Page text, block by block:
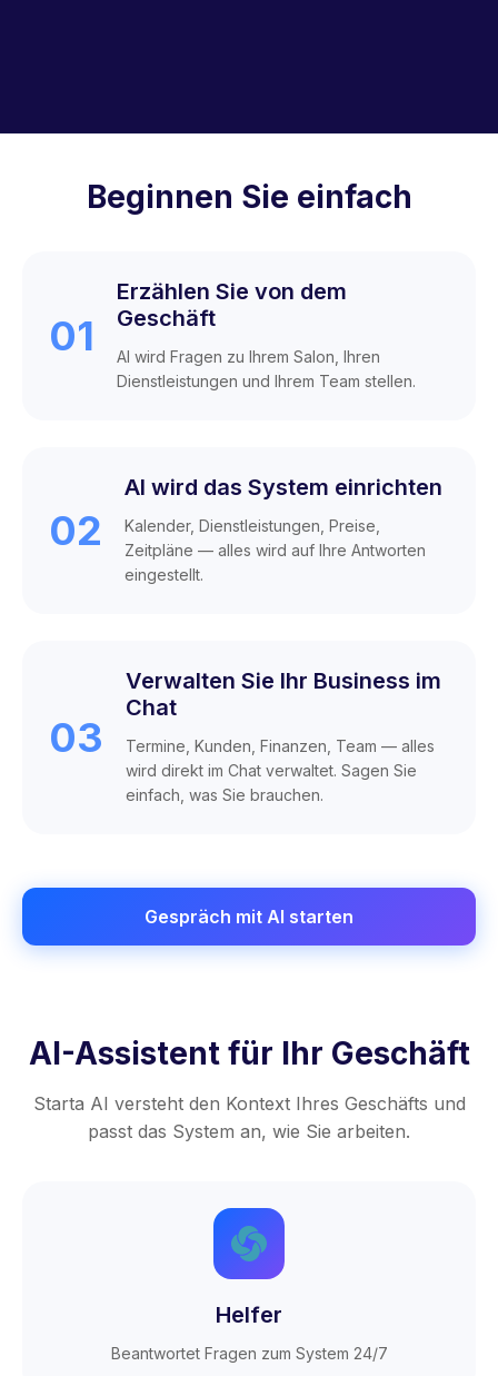
Beginnen Sie einfach
01
Erzählen Sie von dem
Geschäft
AI wird Fragen zu Ihrem Salon, Ihren
Dienstleistungen und Ihrem Team stellen.
02
AI wird das System einrichten
Kalender, Dienstleistungen, Preise,
Zeitpläne — alles wird auf Ihre Antworten
eingestellt.
03
Verwalten Sie Ihr Business im
Chat
Termine, Kunden, Finanzen, Team — alles
wird direkt im Chat verwaltet. Sagen Sie
einfach, was Sie brauchen.
Gespräch mit AI starten
AI-Assistent für Ihr Geschäft
Starta AI versteht den Kontext Ihres Geschäfts und
passt das System an, wie Sie arbeiten.
Helfer
Beantwortet Fragen zum System 24/7